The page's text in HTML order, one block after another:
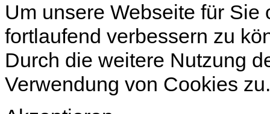
Um unsere Webseite für
fortlaufend verbessern zu
Durch die weitere Nutzung
Verwendung von Cookies